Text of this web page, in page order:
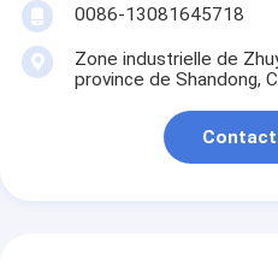
0086-13081645718
Zone industrielle de
province de Shandong,